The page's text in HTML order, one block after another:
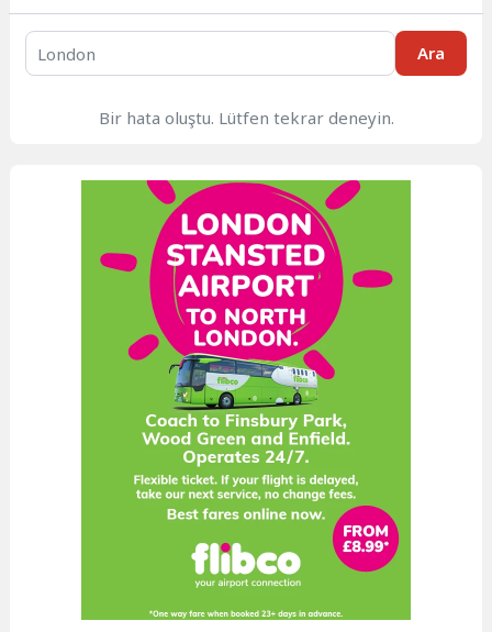
Ara
Bir hata oluştu. Lütfen tekrar deneyin.